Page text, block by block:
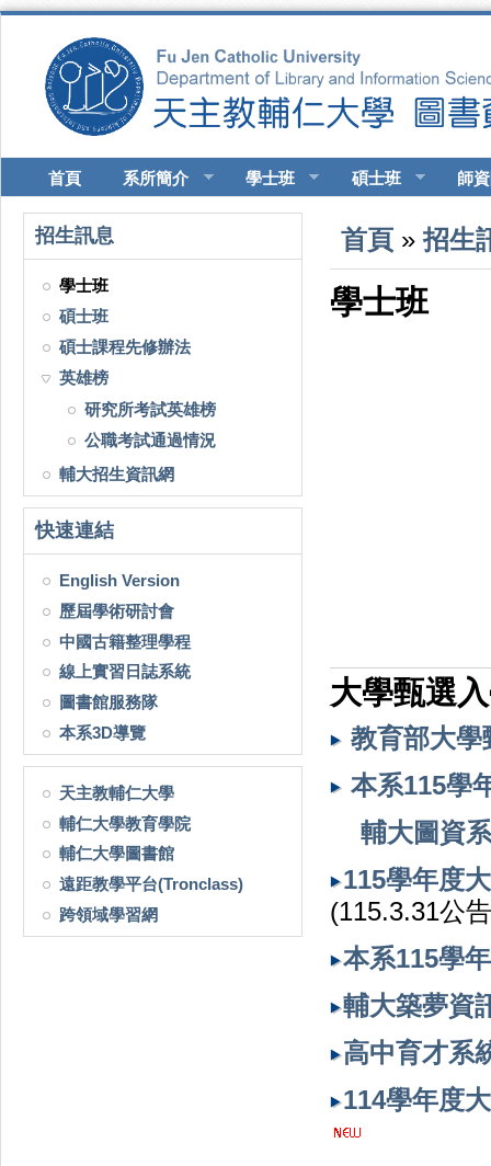
首頁 系所簡介 學士班 碩士班 師
招生訊息
學士班
碩士班
碩士課程先修辦法
英雄榜
研究所考試英雄榜
公職考試通過情況
輔大招生資訊網
快速連結
English Version
歷屆學術研討會
中國古籍整理學程
線上實習日誌系統
圖書館服務隊
本系3D導覽
天主教輔仁大學
輔仁大學教育學院
輔仁大學圖書館
遠距教學平台(Tronclass)
跨領域學習網
您在這裡
首頁 »招生
學士班
大學甄選
教育部大學
本系115學
輔大圖資
115學年度
(115.3.31公
本系115學
輔大築夢資
高中育才系
114學年度